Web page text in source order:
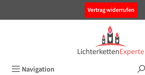
Vertrag widerrufen
Navigation